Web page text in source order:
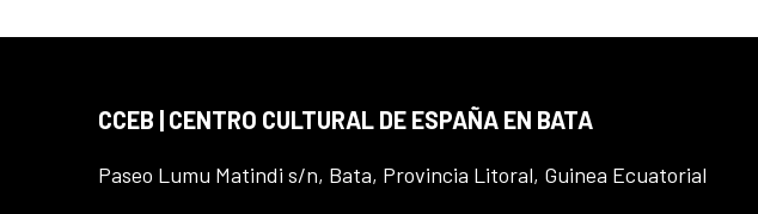
CCEB | CENTRO CULTURAL DE ESPAÑA EN BATA
Paseo Lumu Matindi s/n, Bata, Provincia Litoral, Guinea Ecuatorial